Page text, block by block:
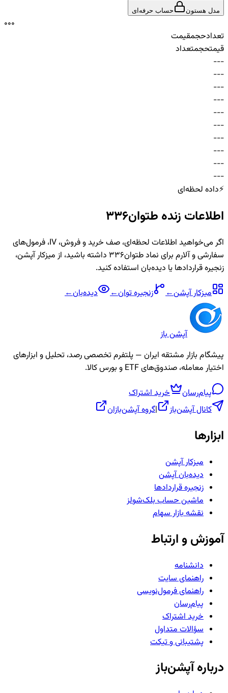
مدل هستون حساب حرفه‌ای
000
تعدادحجمقیمت
قیمتحجمتعداد
-
-
-
-
-
-
-
-
-
-
-
-
-
-
-
-
-
-
-
-
-
-
-
-
-
-
-
-
-
-
⚡داده لحظه‌ای
اطلاعات زنده طتوان336
اگر می‌خواهید اطلاعات لحظه‌ای، صف خرید و فروش، IV، فرمول‌های
سفارشی و آلارم برای نمادطتوان336
داشته باشید، از میزکار آپشن،
زنجیره قراردادها یا دیده‌بان استفاده کنید.
میزکار آپشن← زنجیرهتوان← دیده‌بان←
آپشن باز
پیشگام بازار مشتقه ایران — پلتفرم تخصصی رصد، تحلیل و ابزارهای
اختیار معامله، صندوق‌های ETF و بورس کالا.
پیام‌رسان
خرید اشتراک
کانال آپشن‌باز
|گروه آپشن‌بازان
ابزارها
میزکار آپشن
دیده‌بان آپشن
زنجیره قراردادها
ماشین حساب بلک‌شولز
نقشه بازار سهام
آموزش و ارتباط
دانشنامه
راهنمای سایت
راهنمای فرمول‌نویسی
پیام‌رسان
خرید اشتراک
سؤالات متداول
پشتیبانی و تیکت
درباره آپشن‌باز